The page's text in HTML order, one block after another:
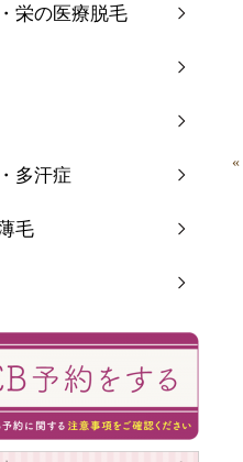
«
栄の医療脱毛
多汗症
毛